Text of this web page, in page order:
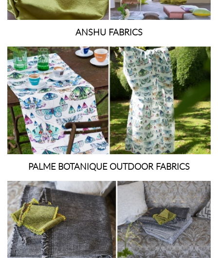
ANSHU FABRICS
PALME BOTANIQUE OUTDOOR FABRICS